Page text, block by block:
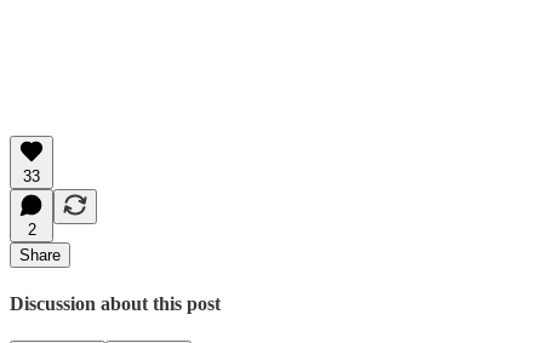
33
2
Share
Discussion about this post